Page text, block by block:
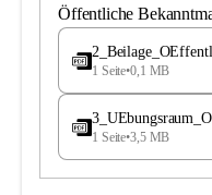
e
Öffentliche
1 Seite•0,1 MB
1 Seite•3,5 MB